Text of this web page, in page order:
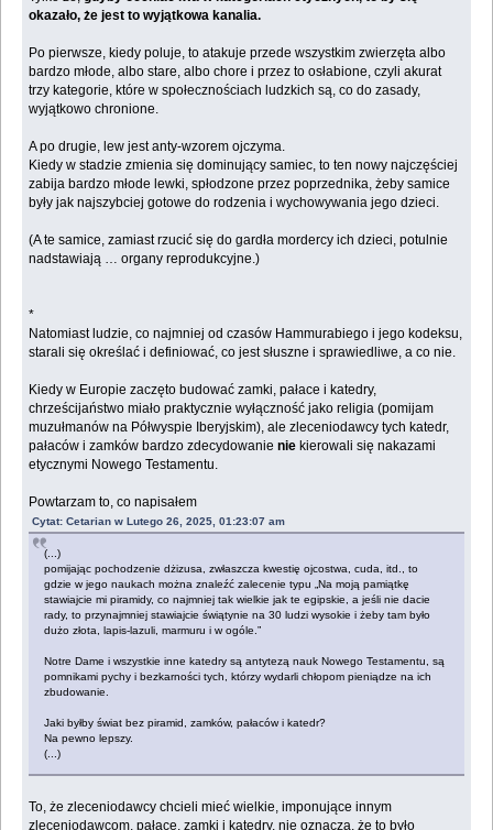
okazało, że jest to wyjątkowa kanalia.
Po pierwsze, kiedy poluje, to atakuje przede wszystkim zwierzęta albo
bardzo młode, albo stare, albo chore i przez to osłabione, czyli akurat
trzy kategorie, które w społecznościach ludzkich są, co do zasady,
wyjątkowo chronione.
A po drugie, lew jest anty-wzorem ojczyma.
Kiedy w stadzie zmienia się dominujący samiec, to ten nowy najczęściej
zabija bardzo młode lewki, spłodzone przez poprzednika, żeby samice
były jak najszybciej gotowe do rodzenia i wychowywania jego dzieci.
(A te samice, zamiast rzucić się do gardła mordercy ich dzieci, potulnie
nadstawiają … organy reprodukcyjne.)
*
Natomiast ludzie, co najmniej od czasów Hammurabiego i jego kodeksu,
starali się określać i definiować, co jest słuszne i sprawiedliwe, a co nie.
Kiedy w Europie zaczęto budować zamki, pałace i katedry,
chrześcijaństwo miało praktycznie wyłączność jako religia (pomijam
muzułmanów na Półwyspie Iberyjskim), ale zleceniodawcy tych katedr,
pałaców i zamków bardzo zdecydowanienie kierowali się nakazami
etycznymi Nowego Testamentu.
Powtarzam to, co napisałem
Cytat: Cetarian w Lutego 26, 2025, 01:23:07 am
(...)
pomijając pochodzenie dżizusa, zwłaszcza kwestię ojcostwa, cuda, itd., to
gdzie w jego naukach można znaleźć zalecenie typu „Na moją pamiątkę
stawiajcie mi piramidy, co najmniej tak wielkie jak te egipskie, a jeśli nie dacie
rady, to przynajmniej stawiajcie świątynie na 30 ludzi wysokie i żeby tam było
dużo złota, lapis-lazuli, marmuru i w ogóle.”
Notre Dame i wszystkie inne katedry są antytezą nauk Nowego Testamentu, są
pomnikami pychy i bezkarności tych, którzy wydarli chłopom pieniądze na ich
zbudowanie.
Jaki byłby świat bez piramid, zamków, pałaców i katedr?
Na pewno lepszy.
(...)
To, że zleceniodawcy chcieli mieć wielkie, imponujące innym
zleceniodawcom, pałace, zamki i katedry, nie oznacza, że to było